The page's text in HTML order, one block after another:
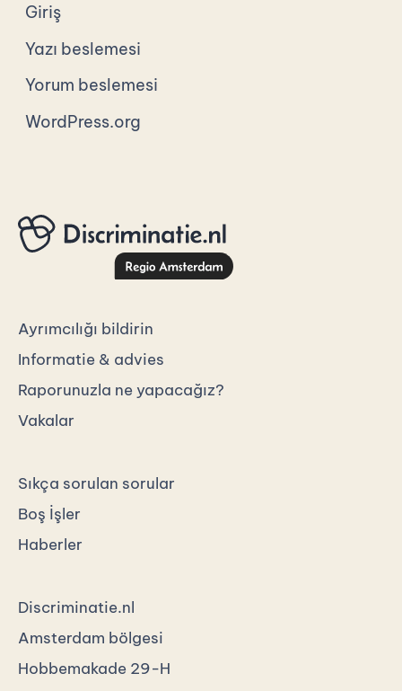
Giriş
Yazı beslemesi
Yorum beslemesi
WordPress.org
Ayrımcılığı bildirin
Informatie & advies
Raporunuzla ne yapacağız?
Vakalar
Sıkça sorulan sorular
Boş İşler
Haberler
Discriminatie.nl
Amsterdam bölgesi
Hobbemakade 29-H